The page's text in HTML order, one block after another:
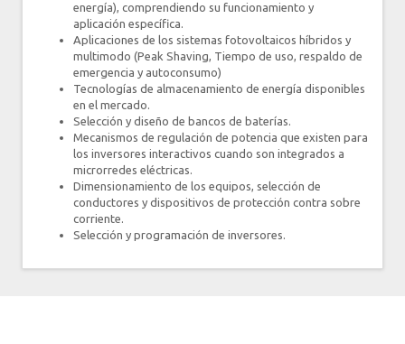
energía), comprendiendo su funcionamiento y
aplicación específica.
Aplicaciones de los sistemas fotovoltaicos híbridos y
multimodo (Peak Shaving, Tiempo de uso, respaldo de
emergencia y autoconsumo)
Tecnologías de almacenamiento de energía disponibles
en el mercado.
Selección y diseño de bancos de baterías.
Mecanismos de regulación de potencia que existen para
los inversores interactivos cuando son integrados a
microrredes eléctricas.
Dimensionamiento de los equipos, selección de
conductores y dispositivos de protección contra sobre
corriente.
Selección y programación de inversores.